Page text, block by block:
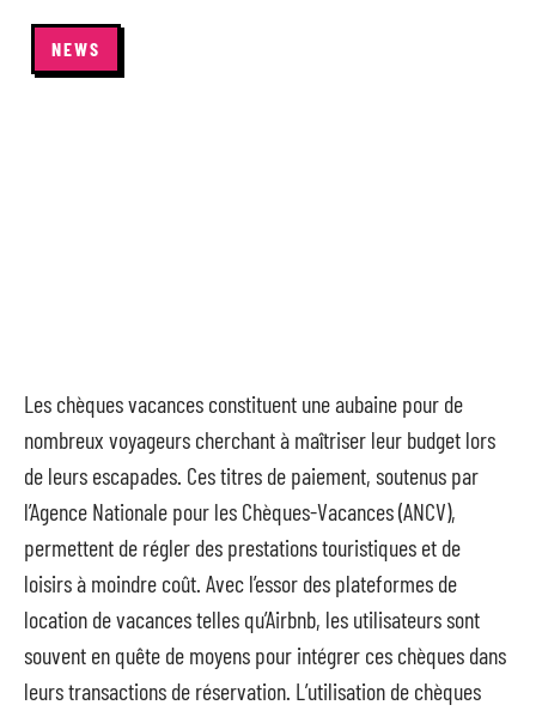
NEWS
Les chèques vacances constituent une aubaine pour de
nombreux voyageurs cherchant à maîtriser leur budget lors
de leurs escapades. Ces titres de paiement, soutenus par
l’Agence Nationale pour les Chèques-Vacances (ANCV),
permettent de régler des prestations touristiques et de
loisirs à moindre coût. Avec l’essor des plateformes de
location de vacances telles qu’Airbnb, les utilisateurs sont
souvent en quête de moyens pour intégrer ces chèques dans
leurs transactions de réservation. L’utilisation de chèques